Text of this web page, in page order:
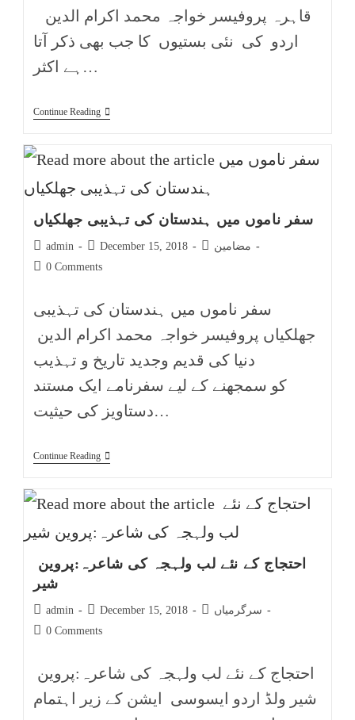
قاہرہ پروفیسر خواجہ محمد اکرام الدین
اردو کی نئی بستیوں کا جب بھی ذکر آتا
ہے اکثر…
Continue Reading
سفر ناموں میں ہندستان کی تہذیبی جھلکیاں
admin December 15, 2018
مضامین
0 Comments
سفر ناموں میں ہندستان کی تہذیبی
جھلکیاں پروفیسر خواجہ محمد اکرام الدین
دنیا کی قدیم وجدید تاریخ و تہذیب
کو سمجھنے کے لیے سفرنامے ایک مستند
دستاویز کی حیثیت…
Continue Reading
شیر
admin December 15, 2018
سرگرمیاں
0 Comments
شیر ولڈ اردو ایسوسی ایشن کے زیر اہتمام